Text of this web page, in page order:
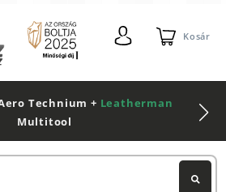
Kosár
Technium + Leatherman
Multitool